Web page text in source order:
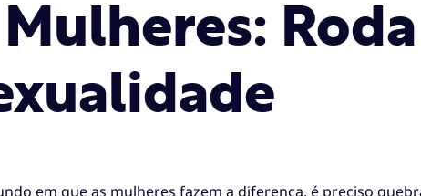
em que as mulheres fazem a diferença, é preciso